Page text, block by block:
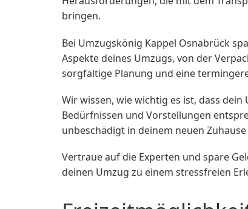
bringen.
Bei Umzugskönig Kappel Osnabrück
Aspekte deines Umzugs, von der
sorgfältige Planung und eine
Wir wissen, wie wichtig es ist, dass
Bedürfnissen und Vorstellungen
unbeschädigt in deinem neuen
Vertraue auf die Experten und spare
deinen Umzug zu einem stressfreien